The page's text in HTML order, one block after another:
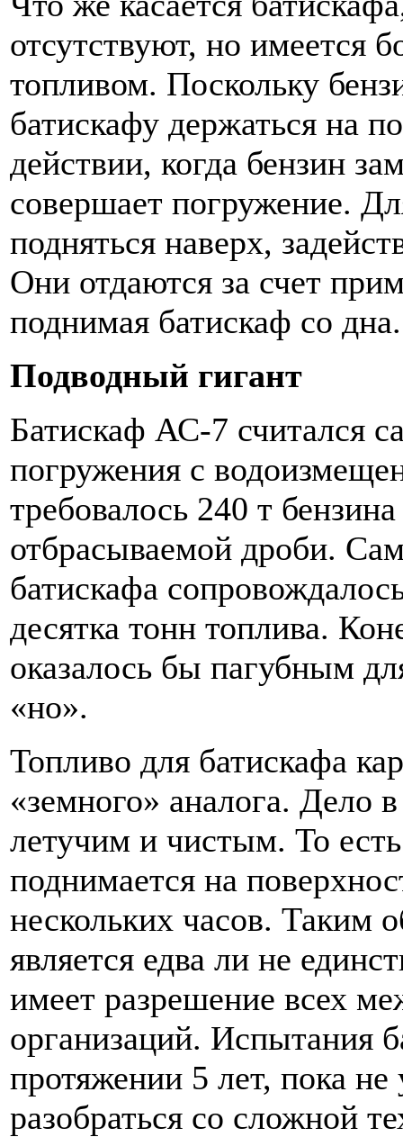
отсутствуют, но имеется
топливом. Поскольку
батискафу держаться на
действии, когда бензин
совершает погружение.
подняться наверх,
Они отдаются за счет
поднимая батискаф со дна.
Подводный гигант
Батискаф АС-7 считался
погружения с
требовалось 240 т
отбрасываемой дроби.
батискафа
десятка тонн топлива.
оказалось бы пагубным
«но».
Топливо для батискафа
«земного» аналога. Дело
летучим и чистым. То
поднимается на
нескольких часов. Таким
является едва ли не
имеет разрешение всех
организаций. Испытания
протяжении 5 лет, пока не
разобраться со сложной